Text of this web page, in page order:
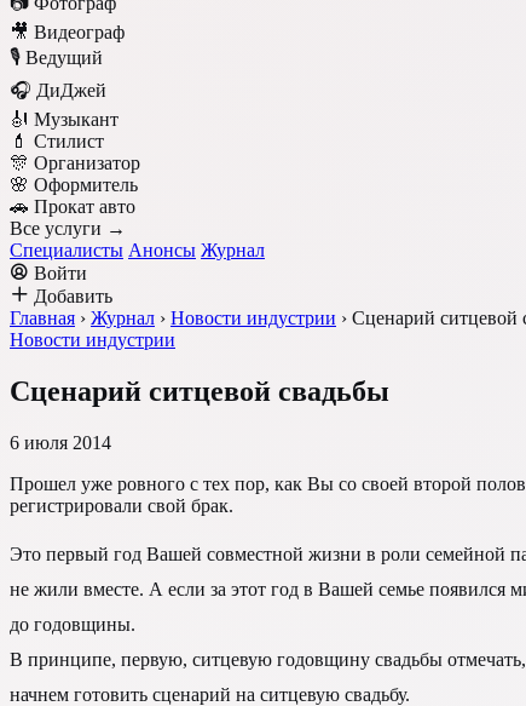
🎥 Видеограф
🎙️ Ведущий
🎧 ДиДжей
🎻 Музыкант
💄 Стилист
🎊 Организатор
🌸 Оформитель
🚗 Прокат авто
Все услуги →
Специалисты Анонсы Журнал
Войти
Добавить
Главная › Журнал › Новости индустрии › Сценарий ситцевой
Новости индустрии
Сценарий ситцевой свадьбы
6 июля 2014
Прошел уже ровного с тех пор, как Вы со своей второй
регистрировали свой брак.
Это первый год Вашей совместной жизни в роли семейной
не жили вместе. А если за этот год в Вашей семье
до годовщины.
В принципе, первую, ситцевую годовщину свадьбы
начнем готовить сценарий на ситцевую свадьбу.